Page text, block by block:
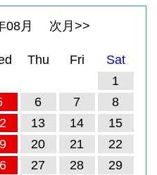
08月 次月>>
Thu Fri
Sat
1
6 7
8
13 14
15
20 21
22
27 28
29